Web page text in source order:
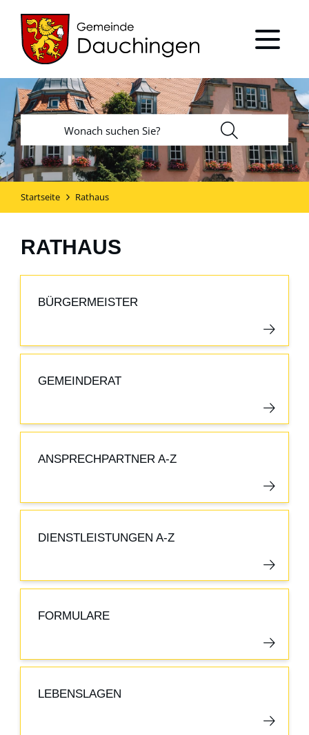
Startseite Rathaus
RATHAUS
BÜRGERMEISTER
GEMEINDERAT
ANSPRECHPARTNER A-Z
DIENSTLEISTUNGEN A-Z
FORMULARE
LEBENSLAGEN